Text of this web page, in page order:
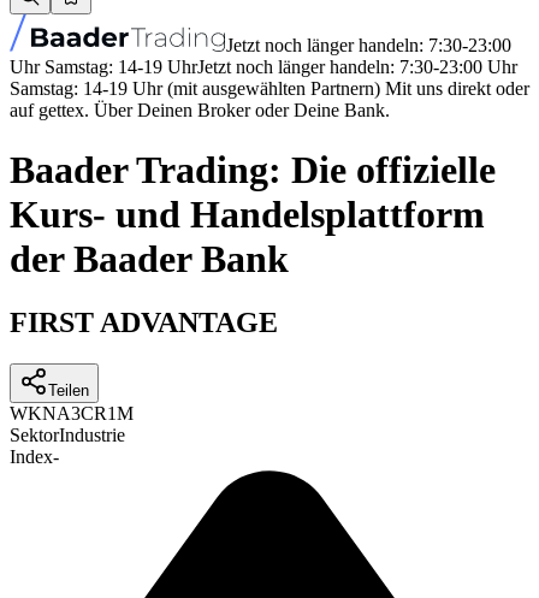
Jetzt noch länger handeln: 7:30-23:00
Uhr Samstag: 14-19 UhrJetzt noch länger handeln: 7:30-23:00 Uhr
Samstag: 14-19 Uhr (mit ausgewählten Partnern) Mit uns direkt oder
auf gettex. Über Deinen Broker oder Deine Bank.
Baader Trading: Die offizielle
Kurs- und Handelsplattform
der Baader Bank
FIRST ADVANTAGE
Teilen
WKNA3CR1M
SektorIndustrie
Index-